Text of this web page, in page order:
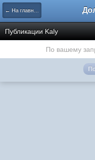
← На главную
Публикации Kaly
По вашему